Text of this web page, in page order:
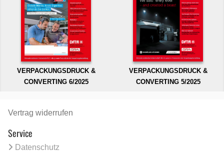
VERPACKUNGSDRUCK &
CONVERTING 6/2025
VERPACKUNGSDRUCK &
CONVERTING 5/2025
Vertrag widerrufen
Service
Datenschutz